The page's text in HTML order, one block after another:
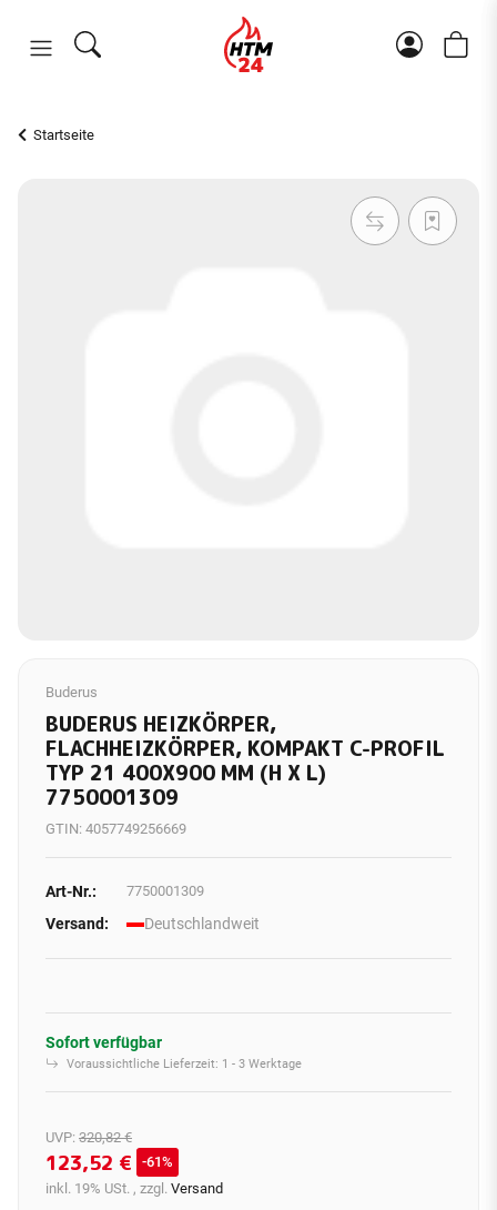
Startseite
Buderus
BUDERUS HEIZKÖRPER,
FLACHHEIZKÖRPER, KOMPAKT C-PROFIL
TYP 21 400X900 MM (H X L)
7750001309
GTIN: 4057749256669
Art-Nr.: 7750001309
Versand: Deutschlandweit
Sofort verfügbar
Voraussichtliche Lieferzeit: 1 - 3 Werktage
UVP: 320,82 €
123,52 €
61%
inkl. 19% USt. , zzgl. Versand